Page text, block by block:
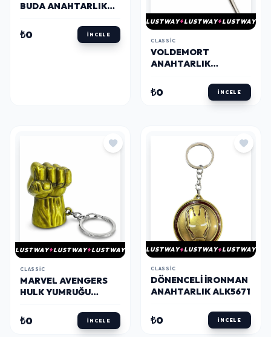
BUDA ANAHTARLIK
₺0 İNCELE
LUSTWAY LUSTWAY LUSTWAY
CLASSIC
VOLDEMORT
ANAHTARLIK
₺0 İNCELE
LUSTWAY LUSTWAY LUSTWAY
CLASSIC
MARVEL AVENGERS
HULK YUMRUĞU
ALK5672
₺0 İNCELE
LUSTWAY LUSTWAY LUSTWAY
CLASSIC
DÖNENCELI İRONMAN
ANAHTARLIK ALK5671
₺0 İNCELE